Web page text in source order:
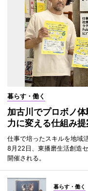
暮らす・働く
加古川でプロボノ
力に変える仕組み提
仕事で培ったスキルを地域
8月22日、東播磨生活創造
開催される。
暮らす・働く